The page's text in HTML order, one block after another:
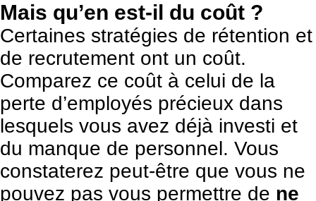
Mais qu’en est-il du coût ?
Certaines stratégies de rétention et
de recrutement ont un coût.
Comparez ce coût à celui de la
perte d’employés précieux dans
lesquels vous avez déjà investi et
du manque de personnel. Vous
constaterez peut-être que vous ne
pouvez pas vous permettre de ne